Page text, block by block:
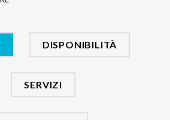
DISPONIBILITÀ
SERVIZI